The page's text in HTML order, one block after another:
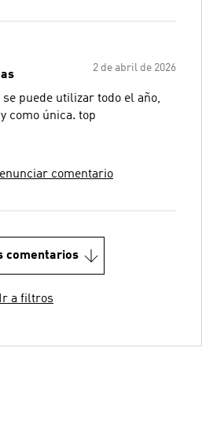
2 de abril de 2026
puede utilizar todo el año,
como única. top
comentario
comentarios
Ir a filtros